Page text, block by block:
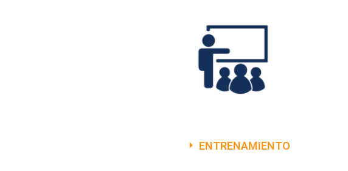
ENTRENAMIENTO